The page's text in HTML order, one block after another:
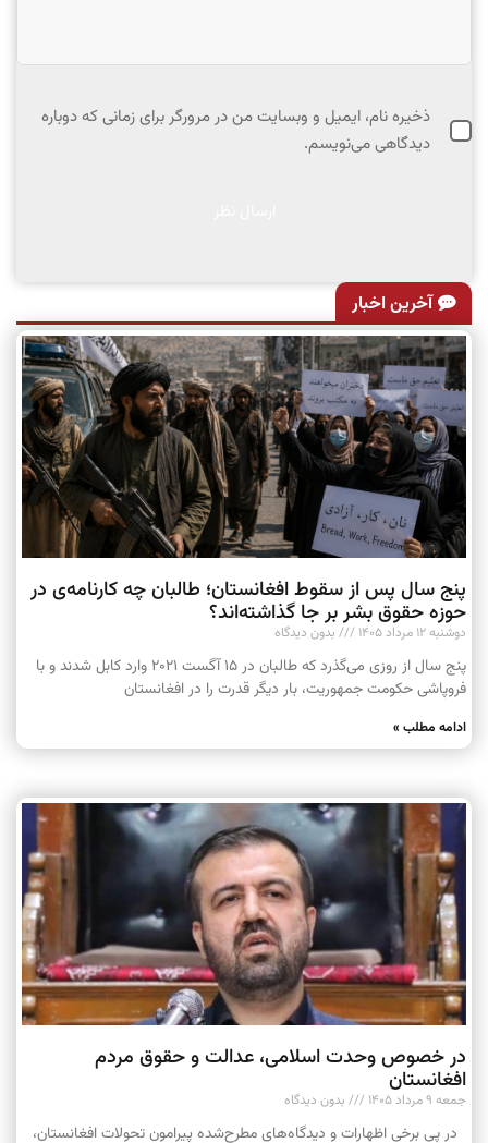
ذخیره نام، ایمیل و وبسایت من در مرورگر برای زمانی که دوباره
دیدگاهی می‌نویسم.
آخرین اخبار
پنج سال پس از سقوط افغانستان؛ طالبان چه کارنامه‌ی در
حوزه حقوق بشر بر جا گذاشته‌اند؟
دوشنبه ۱۲ مرداد ۱۴۰۵ بدون دیدگاه
پنج سال از روزی می‌گذرد که طالبان در ۱۵ آگست ۲۰۲۱ وارد کابل شدند و با
فروپاشی حکومت جمهوریت، بار دیگر قدرت را در افغانستان
ادامه مطلب »
در خصوص وحدت اسلامی، عدالت و حقوق مردم
افغانستان
جمعه ۹ مرداد ۱۴۰۵ بدون دیدگاه
در پی برخی اظهارات و دیدگاه‌های مطرح‌شده پیرامون تحولات افغانستان،